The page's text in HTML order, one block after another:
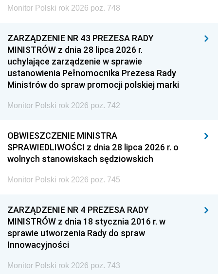
Monitor Polski rok 2026 poz. 748
ZARZĄDZENIE NR 43 PREZESA RADY
MINISTRÓW z dnia 28 lipca 2026 r.
uchylające zarządzenie w sprawie
ustanowienia Pełnomocnika Prezesa Rady
Ministrów do spraw promocji polskiej marki
Monitor Polski rok 2026 poz. 742
OBWIESZCZENIE MINISTRA
SPRAWIEDLIWOŚCI z dnia 28 lipca 2026 r. o
wolnych stanowiskach sędziowskich
Monitor Polski rok 2026 poz. 745
ZARZĄDZENIE NR 4 PREZESA RADY
MINISTRÓW z dnia 18 stycznia 2016 r. w
sprawie utworzenia Rady do spraw
Innowacyjności
Monitor Polski rok 2026 poz. 743